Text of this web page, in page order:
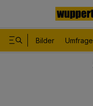
Bilder Umfrage